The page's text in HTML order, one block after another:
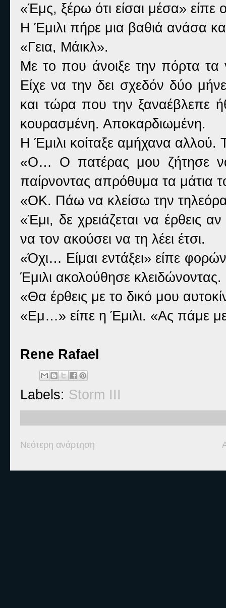
«Έμς, ξέρω ότι είσαι μέσα»
Η Έμιλι πήρε μια βαθιά ανάσα
«Γεια, Μάικλ».
Με το που άνοιξε την πόρτα
Είχε να την δει σχεδόν δύο
και τώρα που την ξαναέβλεπε
κουρασμένη. Αποκαρδιωμένη.
Η Έμιλι κοίταξε αμήχανα αλλού.
«Ο… Ο πατέρας μου ζήτησε
παίρνοντας απρόθυμα τα μάτια
«ΟΚ. Πάω να κλείσω την
«Έμι, δε χρειάζεται να έρθεις
να τον ακούσει να τη λέει έτσι.
«Όχι… Είμαι εντάξει» είπε
Έμιλι ακολούθησε κλειδώνοντας.
«Θα έρθεις με το δικό μου
«Εμ…» είπε η Έμιλι. «Ας πάμε
Rene Rafael
Labels: Storm III
Νεότερη ανάρτηση